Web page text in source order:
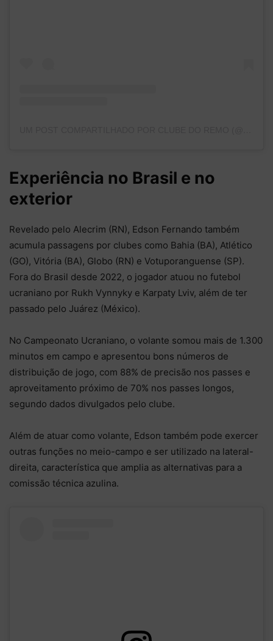
Experiência no Brasil e no
exterior
Revelado pelo Alecrim (RN), Edson Fernando também
acumula passagens por clubes como Bahia (BA), Atlético
(GO), Vitória (BA), Globo (RN) e Votuporanguense (SP).
Fora do Brasil desde 2022, o jogador atuou no futebol
ucraniano por Rukh Vynnyky e Karpaty Lviv, além de ter
passado pelo Juárez (México).
No Campeonato Ucraniano, o volante somou mais de 1.300
minutos em campo e apresentou bons números de
distribuição de jogo, com 88% de precisão nos passes e
aproveitamento próximo de 70% nos passes longos,
segundo dados divulgados pelo clube.
Além de atuar como volante, Edson também pode exercer
outras funções no meio-campo e ser utilizado na lateral-
direita, característica que amplia as alternativas para a
comissão técnica azulina.